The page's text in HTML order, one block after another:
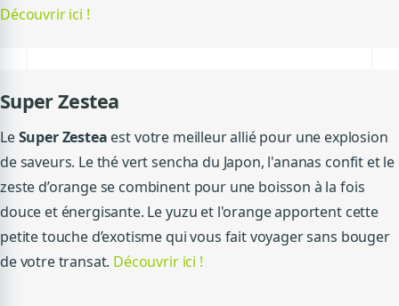
Découvrir ici !
Super Zestea
LeSuper Zestea est votre meilleur allié pour une explosion
de saveurs. Le thé vert sencha du Japon, l'ananas confit et le
zeste d’orange se combinent pour une boisson à la fois
douce et énergisante. Le yuzu et l'orange apportent cette
petite touche d’exotisme qui vous fait voyager sans bouger
de votre transat. Découvrir ici !